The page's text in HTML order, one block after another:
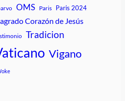
OMS Paris Paris 2024
Corazón de Jesús
Tradicion
Vigano